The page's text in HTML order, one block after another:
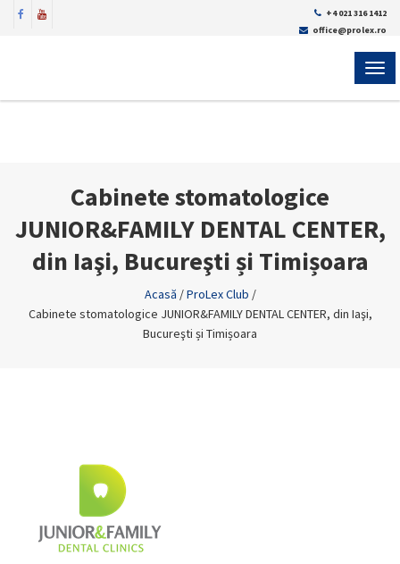
+4 021 316 1412
office@prolex.ro
Cabinete stomatologice
JUNIOR&FAMILY DENTAL CENTER,
din Iaşi, Bucureşti și Timișoara
Acasă /ProLex Club /
Cabinete stomatologice JUNIOR&FAMILY DENTAL CENTER, din Iaşi,
Bucureşti și Timișoara